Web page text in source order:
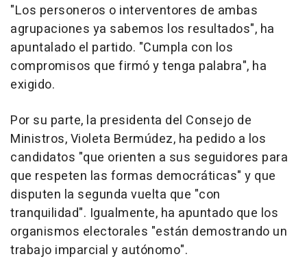
"Los personeros o interventores de ambas
agrupaciones ya sabemos los resultados", ha
apuntalado el partido. "Cumpla con los
compromisos que firmó y tenga palabra", ha
exigido.
Por su parte, la presidenta del Consejo de
Ministros, Violeta Bermúdez, ha pedido a los
candidatos "que orienten a sus seguidores para
que respeten las formas democráticas" y que
disputen la segunda vuelta que "con
tranquilidad". Igualmente, ha apuntado que los
organismos electorales "están demostrando un
trabajo imparcial y autónomo".